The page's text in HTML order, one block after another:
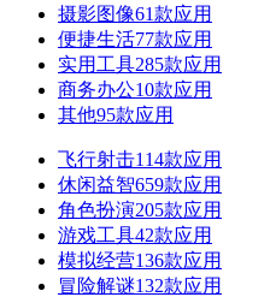
摄影图像61款应用
便捷生活77款应用
实用工具285款应用
商务办公10款应用
其他95款应用
飞行射击114款应用
休闲益智659款应用
角色扮演205款应用
游戏工具42款应用
模拟经营136款应用
冒险解谜132款应用